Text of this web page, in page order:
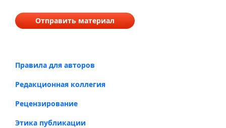
Отправить материал
Правила для авторов
Редакционная коллегия
Рецензирование
Этика публикации